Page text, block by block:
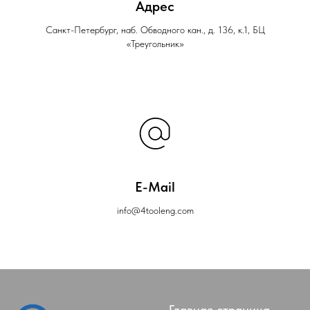
Адрес
Санкт-Петербург, наб. Обводного кан., д. 136, к.1, БЦ
«Треугольник»
E-Mail
info@4tooleng.com